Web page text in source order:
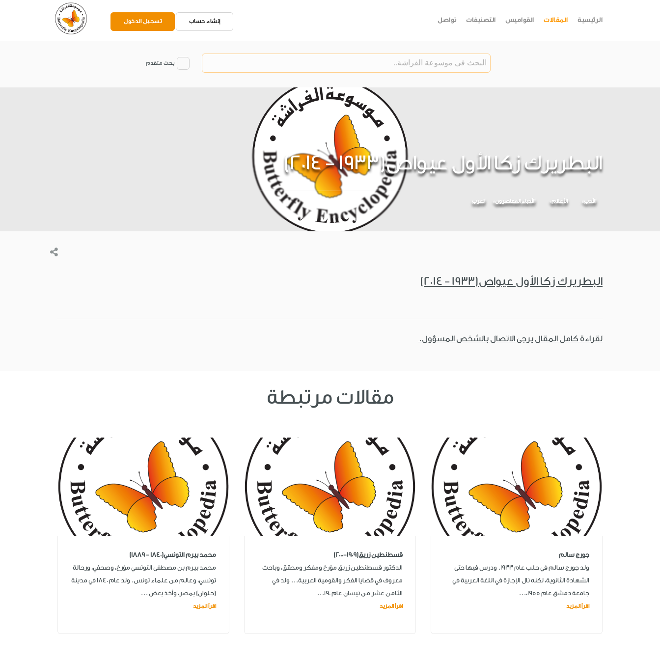
الرئيسية المقالات القواميس التصنيفات تواصل إنشاء حساب تسجيل الدخول
بحث متقدم
البطريرك زكا الأول عيواص(1933 - 2014)
الأدب الأعلام الأدباء المعاصرون العرب
البطريرك زكا الأول عيواص(1933 - 2014)
لقراءة كامل المقال يرجى الاتصال بالشخص المسؤول.
مقالات مرتبطة
جورج سالم
ولد جورج سالم في حلب عام 1933. ودرس فيها حتى
الشهادة الثانوية، لكنه نال الإجازة في اللغة العربية في
جامعة دمشق عام 1955،...
اقرأ المزيد
قسطنطين زريق(1909-2000)
الدكتور قسطنطين زريق مؤرخ ومفكر ومحقق، وباحث
معروف في قضايا الفكر والقومية العربية... ولد في
الثامن عشر من نيسان عام 190...
اقرأ المزيد
محمد بيرم التونسي(1840 - 1889)
محمد بيرم بن مصطفى التونسي مؤرخ، وصحفي، ورحالة
تونسي، وعالم من علماء تونس. ولد عام 1840 في مدينة
(حلوان) بمصر، وأخذ بعض ...
اقرأ المزيد